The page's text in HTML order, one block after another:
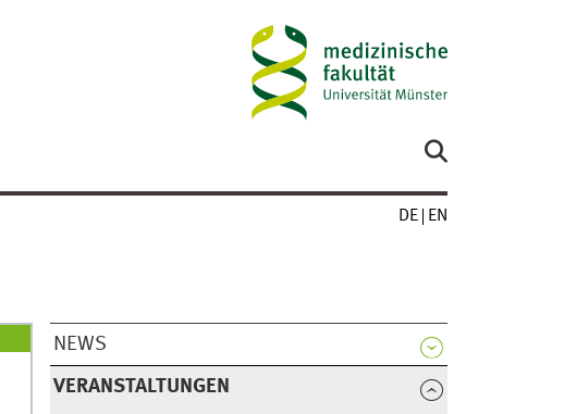
DE EN
NEWS
VERANSTALTUNGEN